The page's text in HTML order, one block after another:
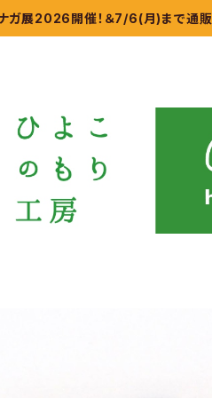
ガ展2026開催！＆7/6(月)まで通